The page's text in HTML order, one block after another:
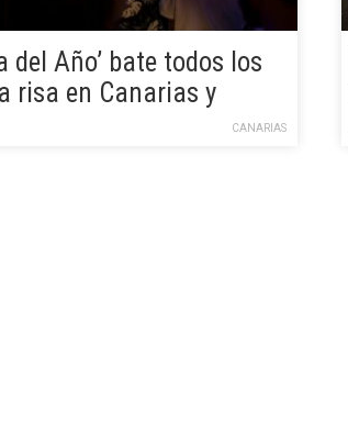
del Año’ bate todos los
risa en Canarias y
CANARIAS